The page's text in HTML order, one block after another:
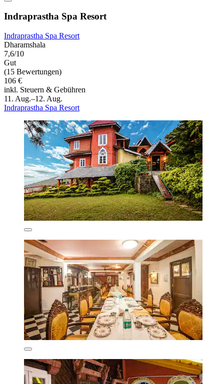
Indraprastha Spa Resort
Indraprastha Spa Resort
Dharamshala
7,6/10
Gut
(15 Bewertungen)
106 €
inkl. Steuern & Gebühren
11. Aug.–12. Aug.
Indraprastha Spa Resort